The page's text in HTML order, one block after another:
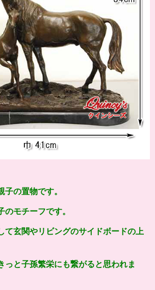
の置物です。
モチーフです。
て玄関やリビングのサイドボードの上
っと子孫繁栄にも繋がると思われま